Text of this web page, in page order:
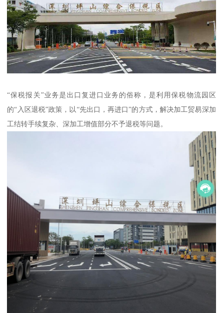
“保税报关”业务是出口复进口业务的俗称，是利用保税物流园区
的“入区退税”政策，以“先出口，再进口”的方式，解决加工贸易深加
工结转手续复杂、深加工增值部分不予退税等问题。